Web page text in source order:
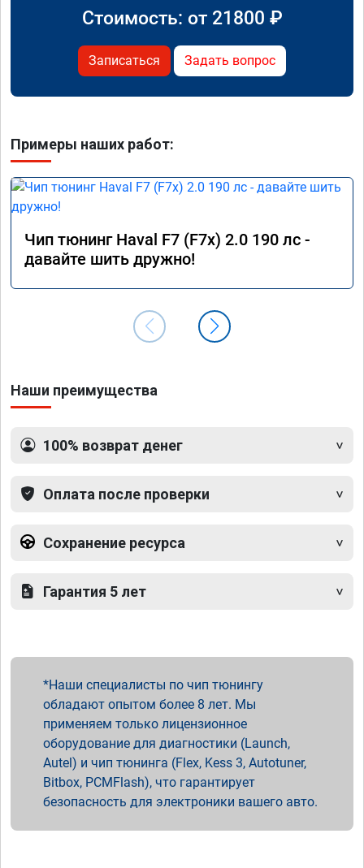
Стоимость: от 21800 ₽
Записаться Задать вопрос
Примеры наших работ:
Чип тюнинг Haval F7 (F7x) 2.0 190 лс -
давайте шить дружно!
Наши преимущества
100% возврат денег
Оплата после проверки
Сохранение ресурса
Гарантия 5 лет
Наши специалисты по чип тюнингу
обладают опытом более 8 лет. Мы
применяем только лицензионное
оборудование для диагностики (Launch,
Autel) и чип тюнинга (Flex, Kess 3, Autotuner,
Bitbox, PCMFlash), что гарантирует
безопасность для электроники вашего авто.